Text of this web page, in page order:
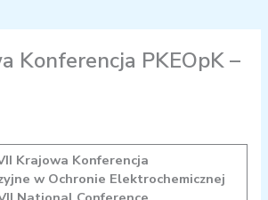
Konferencja PKEOpK –
Krajowa Konferencja
w Ochronie Elektrochemicznej